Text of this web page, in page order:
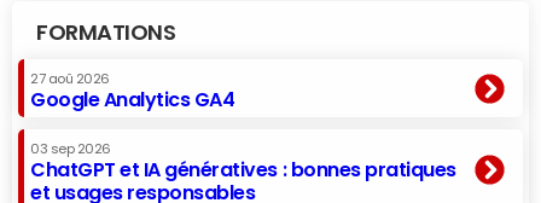
FORMATIONS
27 aoû 2026
Google Analytics GA4
03 sep 2026
ChatGPT et IA génératives : bonnes pratiques
et usages responsables